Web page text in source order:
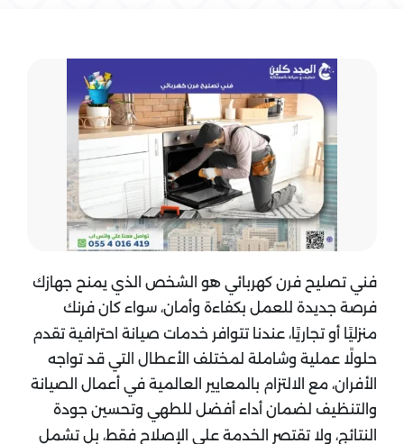
فني تصليح فرن كهربائي هو الشخص الذي يمنح جهازك
فرصة جديدة للعمل بكفاءة وأمان، سواء كان فرنك
منزليًا أو تجاريًا، عندنا تتوافر خدمات صيانة احترافية تقدم
حلولًا عملية وشاملة لمختلف الأعطال التي قد تواجه
الأفران، مع الالتزام بالمعايير العالمية في أعمال الصيانة
والتنظيف لضمان أداء أفضل للطهي وتحسين جودة
النتائج، ولا تقتصر الخدمة على الإصلاح فقط، بل تشمل